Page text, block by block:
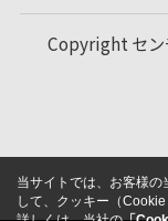
Copyright セン
当サイトでは、お客様の
して、クッキー（Cookie